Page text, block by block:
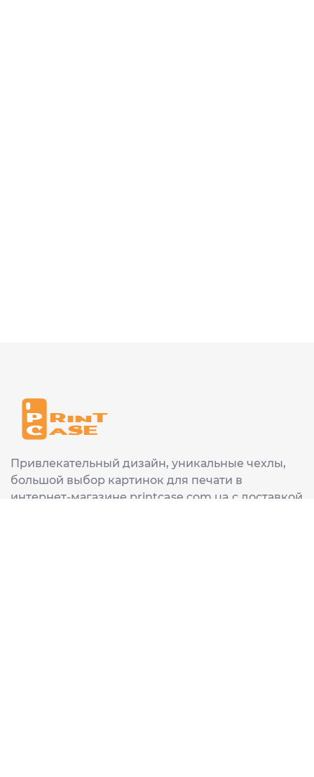
Привлекательный дизайн, уникальные чехлы,
большой выбор картинок для печати в
интернет-магазине printcase.com.ua с доставкой